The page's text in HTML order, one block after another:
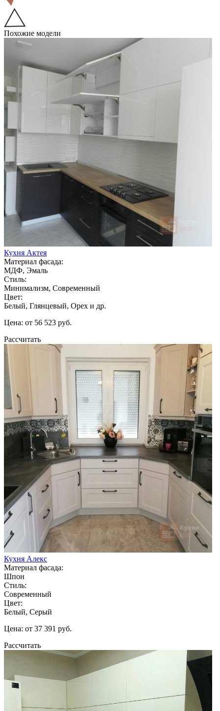
Похожие модели
Кухня Актея
Материал фасада:
МДФ, Эмаль
Стиль:
Минимализм, Современный
Цвет:
Белый, Глянцевый, Орех и др.
Цена: от 56 523 руб.
Рассчитать
Кухня Алекс
Материал фасада:
Шпон
Стиль:
Современный
Цвет:
Белый, Серый
Цена: от 37 391 руб.
Рассчитать